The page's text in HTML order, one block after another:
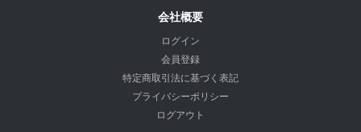
会社概要
ログイン
会員登録
特定商取引法に基づく表記
プライバシーポリシー
ログアウト